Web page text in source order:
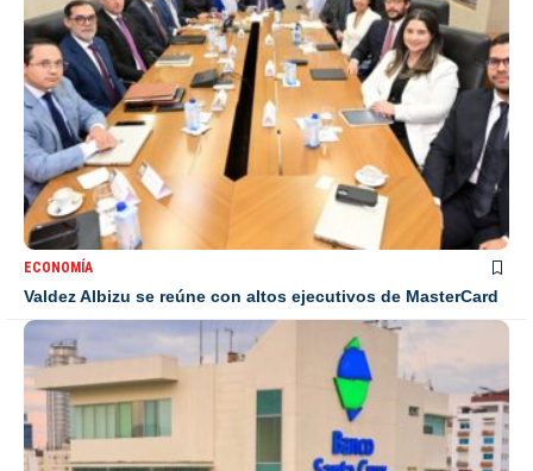
ECONOMÍA
Valdez Albizu se reúne con altos ejecutivos de MasterCard